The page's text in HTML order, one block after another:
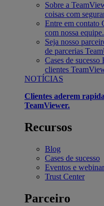
Sobre a
coisas com
Entre em contato
com nossa equipe.
Seja nosso
de parcerias
Cases de sucesso
clientes
NOTÍCIAS
Clientes aderem
TeamViewer.
Recursos
Blog
Cases de sucesso
Eventos e
Trust Center
Parceiro